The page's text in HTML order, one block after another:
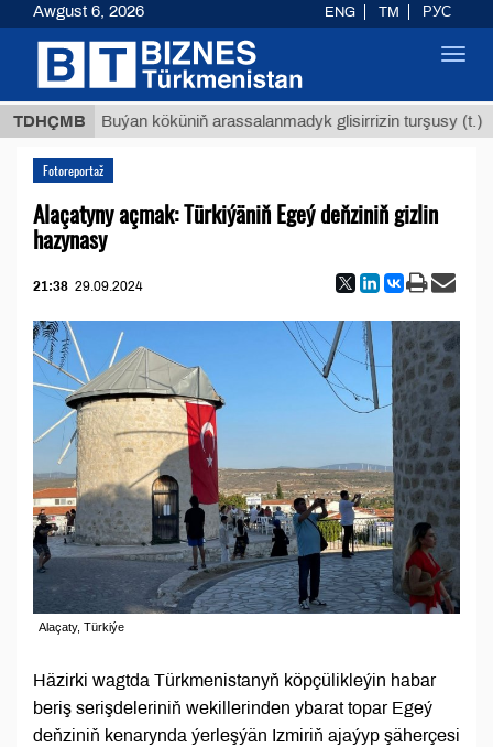
TDHÇMB
Buýan köküniň arassalanmadyk glisirrizin turşusy (t.)
Fotoreportaž
Alaçatyny açmak: Türkiýäniň Egeý deňziniň gizlin
hazynasy
21:38 29.09.2024
Alaçaty, Türkiýe
Häzirki wagtda Türkmenistanyň köpçülikleýin habar
beriş serişdeleriniň wekillerinden ybarat topar Egeý
deňziniň kenarynda ýerleşýän Izmiriň ajaýyp şäherçesi
Awgust 6, 2026 ENG TM РУС